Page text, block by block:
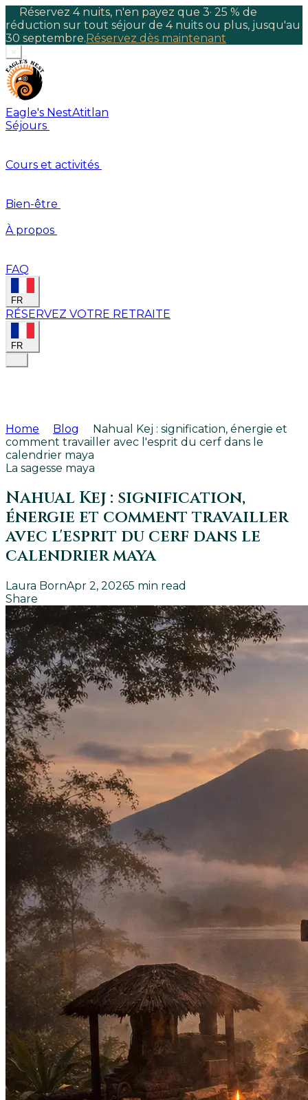
Réservez 4 nuits, n'en payez que 3· 25 % de
réduction sur tout séjour de 4 nuits ou plus, jusqu'au
30 septembre.Réservez dès maintenant
×
Eagle's NestAtitlan
Séjours
Cours et activités
Bien-être
À propos
FAQ
FR
RÉSERVEZ VOTRE RETRAITE
FR
Home Blog
Nahual Kej : signification, énergie et
comment travailler avec l'esprit du cerf dans le
calendrier maya
La sagesse maya
Nahual Kej : signification,
énergie et comment travailler
avec l'esprit du cerf dans le
calendrier maya
Laura BornApr 2, 20265 min read
Share